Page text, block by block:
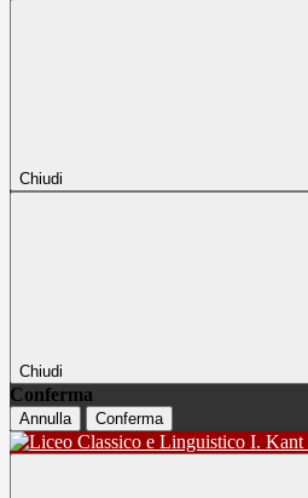
Chiudi
Chiudi
Conferma
Annulla Conferma